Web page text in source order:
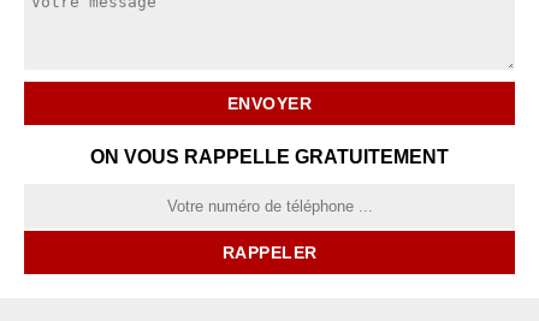
ON VOUS RAPPELLE GRATUITEMENT